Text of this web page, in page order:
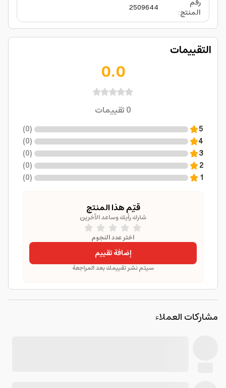
رقم
المنتج:
2509644
التقييمات
0.0
0تقييمات
5
(
0
)
4
(
0
)
3
(
0
)
2
(
0
)
1
(
0
)
قيّم هذا المنتج
شارك رأيك وساعد الآخرين
اختر عدد النجوم
إضافة تقييم
سيتم نشر تقييمك بعد المراجعة
مشاركات العملاء